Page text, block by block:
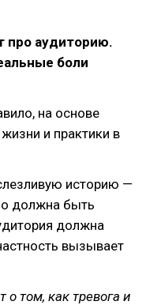
про аудиторию.
боли
на основе
и практики в
историю —
должна быть
должна
вызывает
том, как тревога и